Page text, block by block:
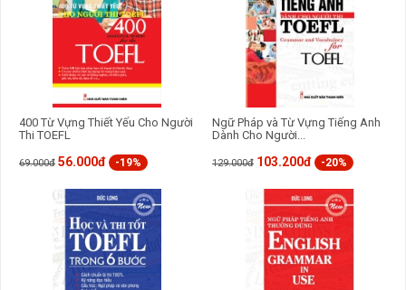
400 Từ Vựng Thiết Yếu Cho Người
Thi TOEFL
69.000đ 56.000đ -19%
Ngữ Pháp và Từ Vựng Tiếng Anh
Dành Cho Người...
129.000đ 103.200đ -20%